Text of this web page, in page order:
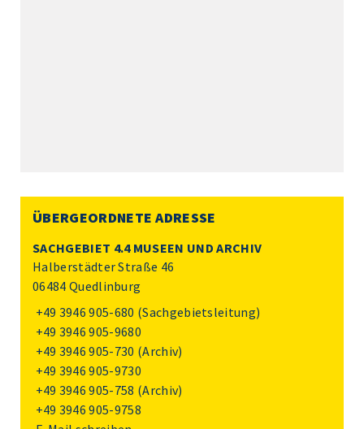
ÜBERGEORDNETE ADRESSE
SACHGEBIET 4.4 MUSEEN UND ARCHIV
Halberstädter Straße 46
06484 Quedlinburg
+49 3946 905-680 (Sachgebietsleitung)
+49 3946 905-9680
+49 3946 905-730 (Archiv)
+49 3946 905-9730
+49 3946 905-758 (Archiv)
+49 3946 905-9758